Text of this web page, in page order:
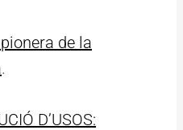
de la
.
D’USOS: